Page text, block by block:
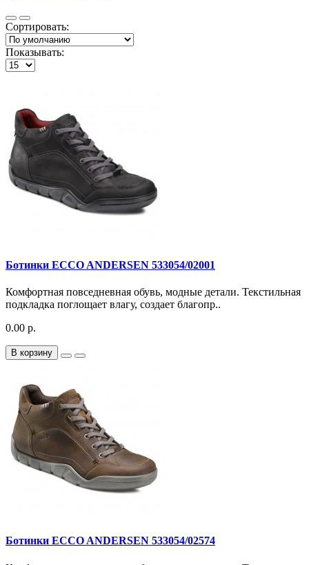
Сортировать:
Показывать:
Ботинки ECCO ANDERSEN 533054/02001
Комфортная повседневная обувь, модные детали. Текстильная
подкладка поглощает влагу, создает благопр..
0.00 р.
В корзину
Ботинки ECCO ANDERSEN 533054/02574